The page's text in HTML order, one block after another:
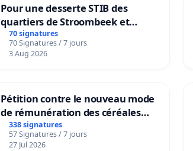
Pour une desserte STIB des
quartiers de Stroombeek et
Beauval - Voor een MIVB-
bediening van de wijken
Strombeek en Het Voor
70 signatures
70 Signatures / 7 jours
3 Aug 2026
Pétition contre le nouveau mode
de rémunération des céréales
panifiables de Swiss granum basé
sur la teneur en protéines
338 signatures
57 Signatures / 7 jours
27 Jul 2026